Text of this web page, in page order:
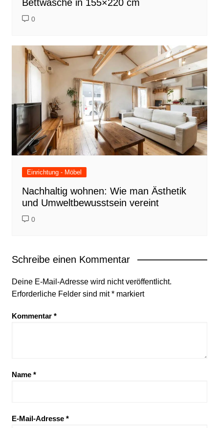
Bettwäsche in 155×220 cm
0
Einrichtung - Möbel
Nachhaltig wohnen: Wie man Ästhetik
und Umweltbewusstsein vereint
0
Schreibe einen Kommentar
Deine E-Mail-Adresse wird nicht veröffentlicht.
Erforderliche Felder sind mit*markiert
Kommentar *
Name *
E-Mail-Adresse *